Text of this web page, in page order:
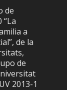
de
a
de la
de
2013-1